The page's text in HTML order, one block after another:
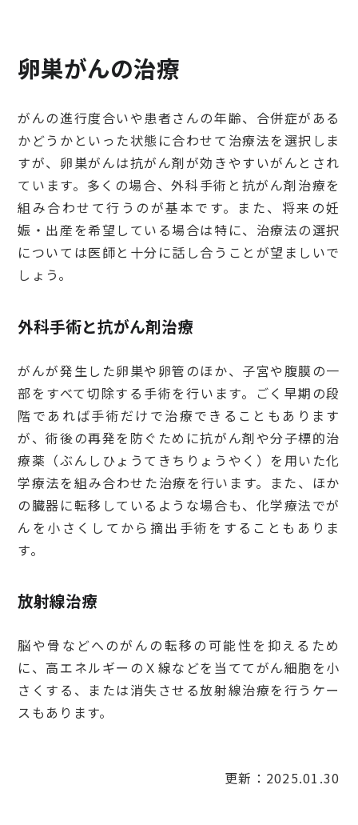
卵巣がんの治療
がんの進行度合いや患者さんの年齢、合併症がある
かどうかといった状態に合わせて治療法を選択しま
すが、卵巣がんは抗がん剤が効きやすいがんとされ
ています。多くの場合、外科手術と抗がん剤治療を
組み合わせて行うのが基本です。また、将来の妊
娠・出産を希望している場合は特に、治療法の選択
については医師と十分に話し合うことが望ましいで
しょう。
外科手術と抗がん剤治療
がんが発生した卵巣や卵管のほか、子宮や腹膜の一
部をすべて切除する手術を行います。ごく早期の段
階であれば手術だけで治療できることもあります
が、術後の再発を防ぐために抗がん剤や分子標的治
療薬（ぶんしひょうてきちりょうやく）を用いた化
学療法を組み合わせた治療を行います。また、ほか
の臓器に転移しているような場合も、化学療法でが
んを小さくしてから摘出手術をすることもありま
す。
放射線治療
脳や骨などへのがんの転移の可能性を抑えるため
に、高エネルギーのＸ線などを当ててがん細胞を小
さくする、または消失させる放射線治療を行うケー
スもあります。
更新：2025.01.30